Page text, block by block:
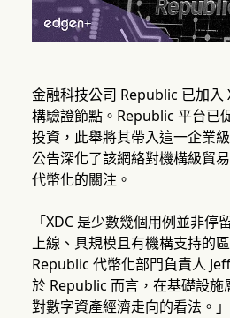
金融科技公司 Republic 已加
構驗證節點。Republic 平台已
投資，此舉將其帶入這一企業
公告深化了該網絡對機構級貿
代幣化的關注。
「XDC 是少數幾個用例並非停
上線、具規模且有機構支持的
Republic 代幣化部門負責人
於 Republic 而言，在基礎設施
對數字資產經濟走向的看法。」